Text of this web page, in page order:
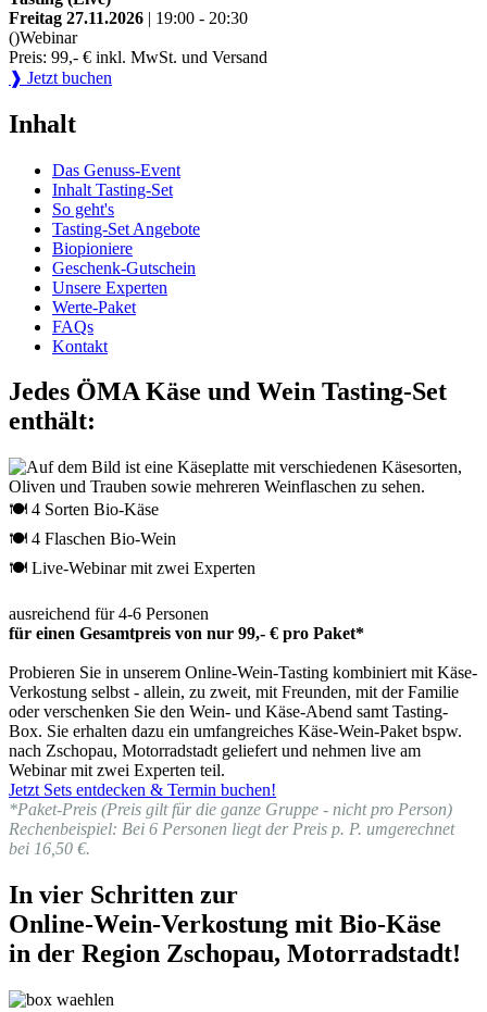
Freitag 27.11.2026 | 19:00 - 20:30
()Webinar
Preis: 99,- € inkl. MwSt. und Versand
❱ Jetzt buchen
Inhalt
Das Genuss-Event
Inhalt Tasting-Set
So geht's
Tasting-Set Angebote
Biopioniere
Geschenk-Gutschein
Unsere Experten
Werte-Paket
FAQs
Kontakt
Jedes ÖMA Käse und Wein Tasting-Set
enthält:
🍽 4 Sorten Bio-Käse
🍽 4 Flaschen Bio-Wein
🍽 Live-Webinar mit zwei Experten
ausreichend für 4-6 Personen
für einen Gesamtpreis von nur 99,- € pro Paket*
Probieren Sie in unserem Online-Wein-Tasting kombiniert mit Käse-
Verkostung selbst - allein, zu zweit, mit Freunden, mit der Familie
oder verschenken Sie den Wein- und Käse-Abend samt Tasting-
Box. Sie erhalten dazu ein umfangreiches Käse-Wein-Paket bspw.
nach Zschopau, Motorradstadt geliefert und nehmen live am
Webinar mit zwei Experten teil.
Jetzt Sets entdecken & Termin buchen!
*Paket-Preis (Preis gilt für die ganze Gruppe - nicht pro Person)
Rechenbeispiel: Bei 6 Personen liegt der Preis p. P. umgerechnet
bei 16,50 €.
In vier Schritten zur
Online-Wein-Verkostung mit Bio-Käse
in der Region Zschopau, Motorradstadt!